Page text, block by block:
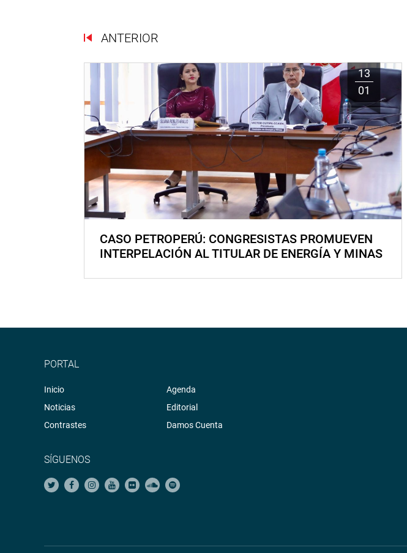
ANTERIOR
13
01
CASO PETROPERÚ: CONGRESISTAS PROMUEVEN
INTERPELACIÓN AL TITULAR DE ENERGÍA Y MINAS
PORTAL
Inicio
Noticias
Contrastes
Agenda
Editorial
Damos Cuenta
SÍGUENOS